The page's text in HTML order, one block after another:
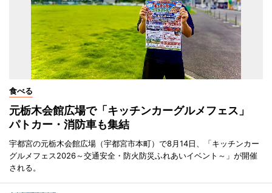
食べる
元栃木会館広場で「キッチンカーグルメフェス」
パトカー・消防車も集結
宇都宮の元栃木会館広場（宇都宮市本町）で8月14日、「キッチンカー
グルメフェス2026～交通安全・防火防災ふれあいイベント～」が開催
される。